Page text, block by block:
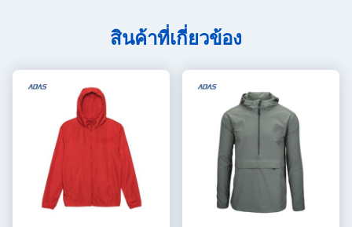
สินค้าที่เกี่ยวข้อง